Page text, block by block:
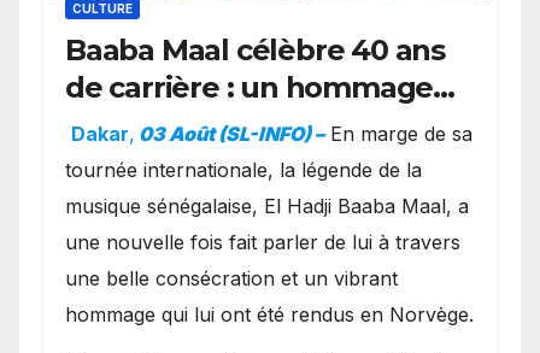
CULTURE
Baaba Maal célèbre 40 ans
de carrière : un hommage
exceptionnel à Oslo en
présence de la famille
royale.
Dakar, 03 Août (SL-INFO) – ​En marge de sa
tournée internationale, la légende de la
musique sénégalaise, El Hadji Baaba Maal, a
une nouvelle fois fait parler de lui à travers
une belle consécration et un vibrant
hommage qui lui ont été rendus en Norvège.